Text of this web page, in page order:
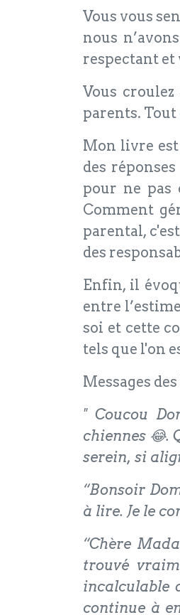
Vous vous
nous
respectant et
Vous
parents. Tout
Mon livre
des
pour ne pas
Comment
parental,
des
Enfin, il
entre
soi et cette
tels que l'on
Messages
" Coucou
chiennes 😂.
serein, si
“Bonsoir
à lire. Je le
“Chère
trouvé
incalculable
continue à